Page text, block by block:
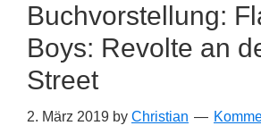
Buchvorstellung:
Boys: Revolte an
Street
2. März 2019 by Christian